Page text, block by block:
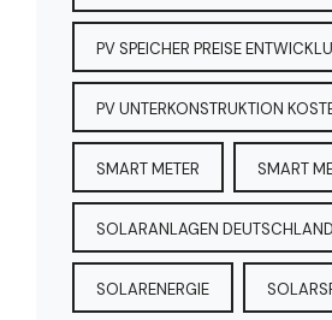
PV SPEICHER PREISE
PV UNTERKONSTRUKTION
SMART METER SMART
SOLARANLAGEN DEUTSCHLAND
SOLARENERGIE